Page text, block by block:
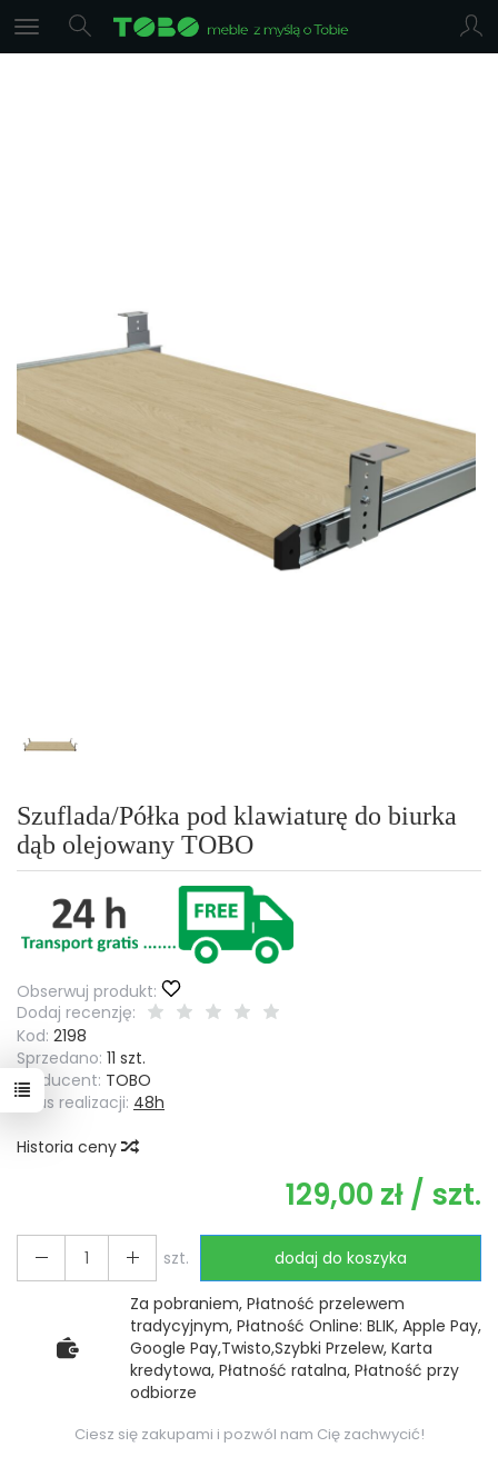
Szuflada/Półka pod klawiaturę do biurka
dąb olejowany TOBO
Obserwuj produkt:
Dodaj recenzję:
Kod: 2198
Sprzedano: 11 szt.
Producent: TOBO
Czas realizacji: 48h
Historia ceny
129,00 zł / szt.
szt. dodaj do koszyka
Za pobraniem, Płatność przelewem
tradycyjnym, Płatność Online: BLIK, Apple Pay,
Google Pay,Twisto,Szybki Przelew, Karta
kredytowa, Płatność ratalna, Płatność przy
odbiorze
Ciesz się zakupami i pozwól nam Cię zachwycić!